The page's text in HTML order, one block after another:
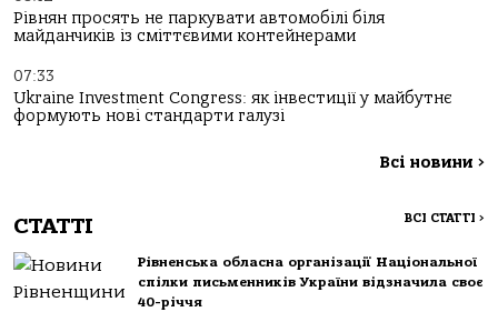
Рівнян просять не паркувати автомобілі біля
майданчиків із сміттєвими контейнерами
07:33
Ukraine Investment Congress: як інвестиції у майбутнє
формують нові стандарти галузі
Всі новини >
СТАТТІ ВСІ СТАТТІ >
Рівненська обласна організації Національної
спілки письменників України відзначила своє
40-річчя